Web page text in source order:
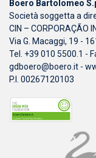
Boero Bartolomeo
Società soggetta a
CIN – CORPORAÇÃO
Via G. Macaggi, 19 -
Tel. +39 010 5500.1 -
gdboero@boero.it -
P.I. 00267120103